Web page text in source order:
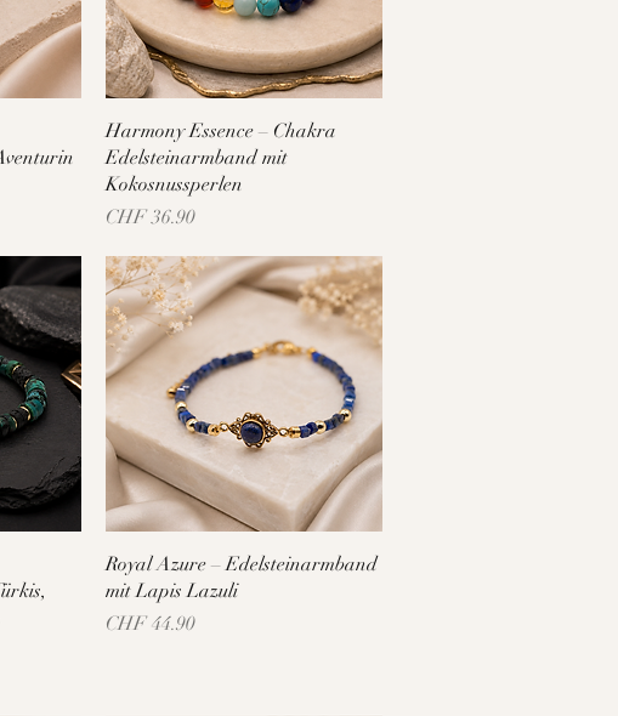
Schnellansicht
Harmony Essence – Chakra
Edelsteinarmband mit
Kokosnussperlen
Preis
CHF 36.90
Schnellansicht
Royal Azure – Edelsteinarmband
mit Lapis Lazuli
Preis
CHF 44.90